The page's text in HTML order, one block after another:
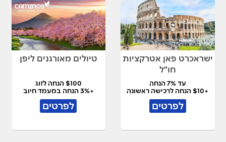
ישראכרט פאן אטרקציות
חו"ל
עד 7% הנחה
+$10 הנחה לרכישה ראשונה
לפרטים
טיולים מאורגנים ליפן
$100 הנחה לזוג
+3% הנחה במעמד חיוב
לפרטים